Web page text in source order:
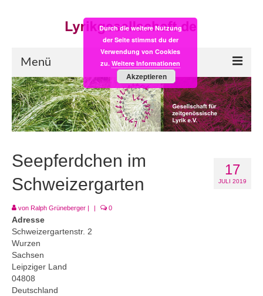
Menü
Start
LYRIK:POST
Einkaufsladen
Empfehlung des Monats
Veranstaltungen
Andenken
Neuerscheinungen von Mitgliedern
17
JULI 2019
Seepferdchen im
Schweizergarten
von Ralph Grüneberger | | 0
Adresse
Schweizergartenstr. 2
Wurzen
Sachsen
Leipziger Land
04808
Deutschland
Durch die weitere Nutzung
der Seite stimmst du der
Verwendung von Cookies
zu. Weitere Informationen
Akzeptieren